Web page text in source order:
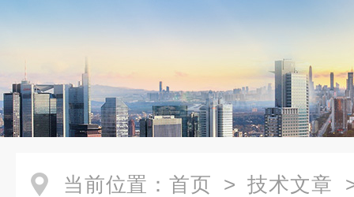
当前位置： 首页 > 技术文章